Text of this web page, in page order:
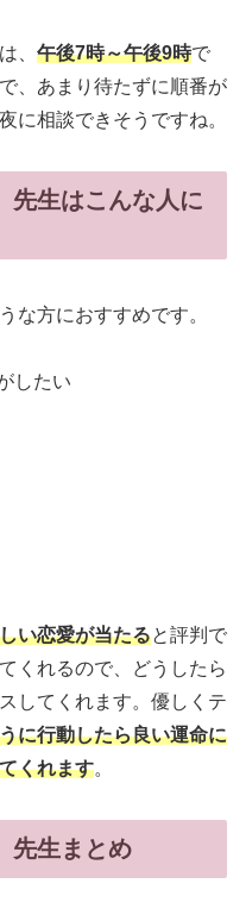
、 午後7時～午後9時で
、あまり待たずに順番が
に相談できそうですね。
先生はこんな人に
な方におすすめです。
したい
い恋愛が当たると評判で
くれるので、どうしたら
してくれます。優しくテ
に行動したら良い運命に
くれます。
先生まとめ